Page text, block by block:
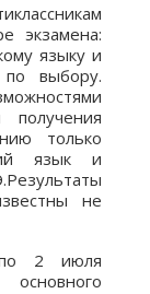
экзамена:
языку и
выбору.
только
язык и
не
2 июля